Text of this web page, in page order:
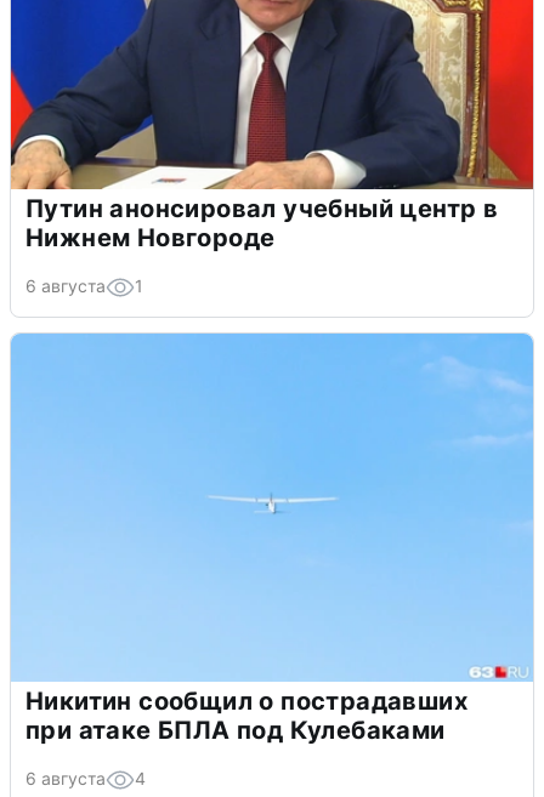
Путин анонсировал учебный центр в
Нижнем Новгороде
6 августа 1
Никитин сообщил о пострадавших
при атаке БПЛА под Кулебаками
6 августа 4